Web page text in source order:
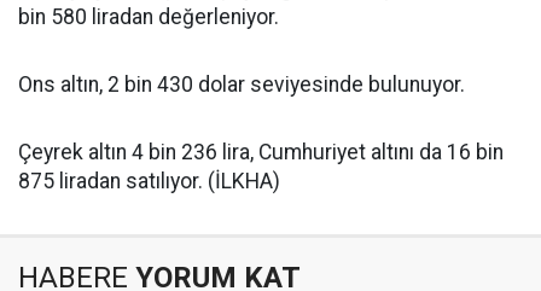
bin 580 liradan değerleniyor.
Ons altın, 2 bin 430 dolar seviyesinde bulunuyor.
Çeyrek altın 4 bin 236 lira, Cumhuriyet altını da 16 bin
875 liradan satılıyor. (İLKHA)
HABERE YORUM KAT